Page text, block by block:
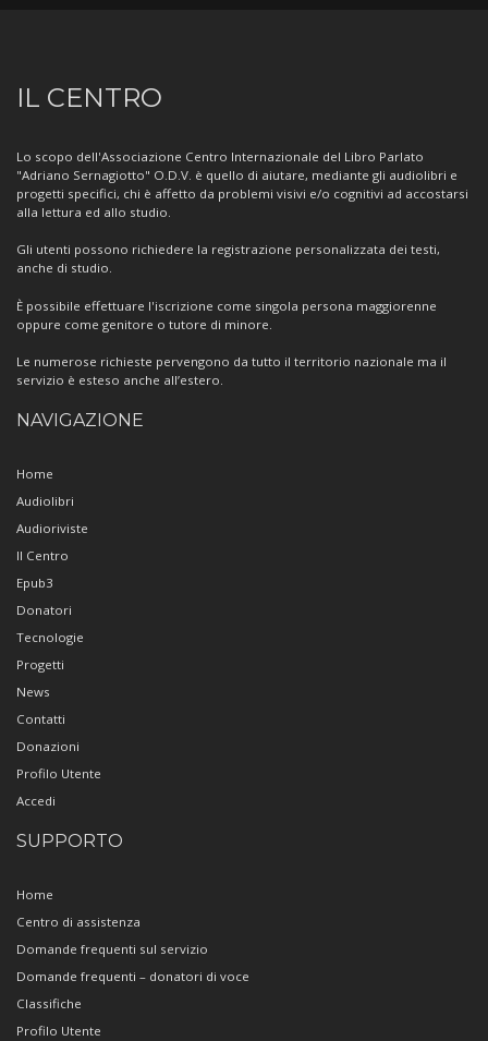
Informazioni
sul
Centro
IL CENTRO
Lo scopo dell'Associazione Centro Internazionale del Libro Parlato
"Adriano Sernagiotto" O.D.V. è quello di aiutare, mediante gli audiolibri e
progetti specifici, chi è affetto da problemi visivi e/o cognitivi ad accostarsi
alla lettura ed allo studio.
Gli utenti possono richiedere la registrazione personalizzata dei testi,
anche di studio.
È possibile effettuare l'iscrizione come singola persona maggiorenne
oppure come genitore o tutore di minore.
Le numerose richieste pervengono da tutto il territorio nazionale ma il
servizio è esteso anche all’estero.
NAVIGAZIONE
Home
Audiolibri
Audioriviste
Il Centro
Epub3
Donatori
Tecnologie
Progetti
News
Contatti
Donazioni
Profilo Utente
Accedi
SUPPORTO
Home
Centro di assistenza
Domande frequenti sul servizio
Domande frequenti – donatori di voce
Classifiche
Profilo Utente